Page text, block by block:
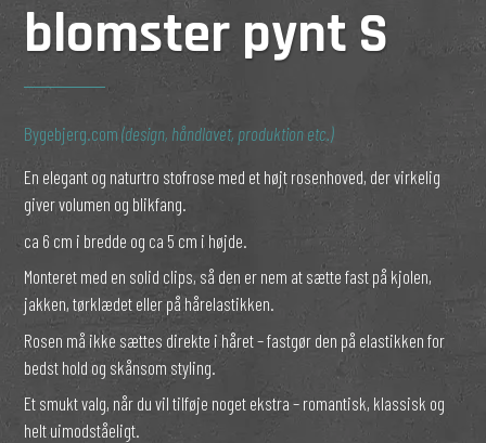
blomster pynt S
Bygebjerg.com(design, håndlavet, produktion etc.)
En elegant og naturtro stofrose med et højt rosenhoved, der virkelig
giver volumen og blikfang.
ca 6 cm i bredde og ca 5 cm i højde.
Monteret med en solid clips, så den er nem at sætte fast på kjolen,
jakken, tørklædet eller på hårelastikken.
Rosen må ikke sættes direkte i håret – fastgør den på elastikken for
bedst hold og skånsom styling.
Et smukt valg, når du vil tilføje noget ekstra – romantisk, klassisk og
helt uimodståeligt.